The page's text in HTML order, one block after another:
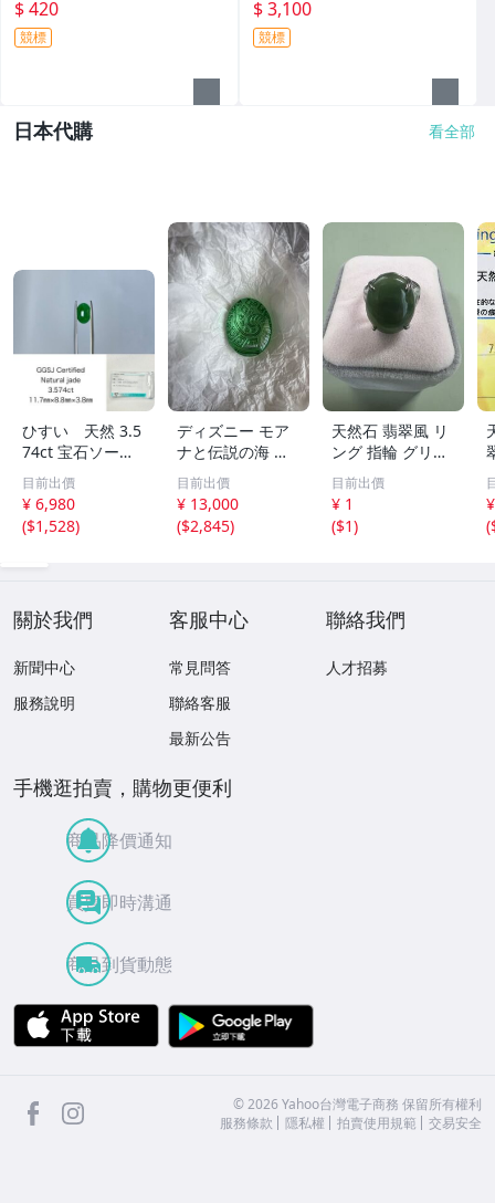
$ 420
競標
$ 3,100
競標
日本代購 看全部
ひすい 天然 3.5
74ct 宝石ソーテ
ィング付き 11.7
㎜×8.8㎜×3.8㎜
ルース（ 裸石 ）
Y10181SA
目前出價
¥ 6,980
($1,528)
ディズニー モア
ナと伝説の海 テ
フィティの心 新
品 未開封
目前出價
¥ 13,000
($2,845)
天然石 翡翠風 リ
ング 指輪 グリー
ン系 ヴィンテー
ジアクセサリー
目前出價
¥ 1
($1)
(
關於我們
新聞中心
服務說明
客服中心
常見問答
聯絡客服
最新公告
聯絡我們
人才招募
手機逛拍賣，購物更便利
商品降價通知
買賣即時溝通
商品到貨動態
APP Store
facebook ©2026 Yahoo台灣電子商務 保留所有權利
服務條款
隱私權 拍賣使用規範 交易安全